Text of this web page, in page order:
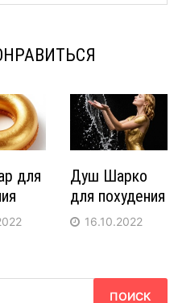
для
Душ Шарко
для похудения
16.10.2022